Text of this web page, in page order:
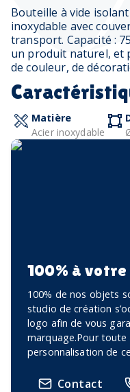
Bouteille à vide
inoxydable avec
transport. Capacité :
un produit naturel, et
de couleur, de
Matière
Acier inoxydable
100% à votre
100% de nos objets
studio de création
logo afin de vous
marquage.Pour
personnalisation de
Contact